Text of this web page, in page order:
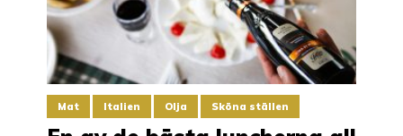
Mat Italien Olja Sköna ställen